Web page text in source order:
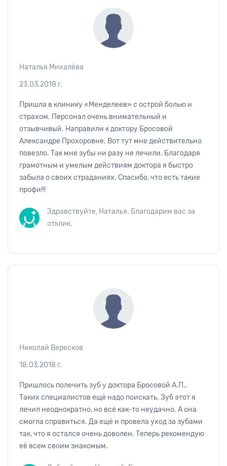
Наталья Михалёва
23.03.2018 г.
Пришла в клинику «Менделеев» с острой болью и
страхом. Персонал очень внимательный и
отзывчивый. Направили к доктору Бросовой
Александре Прохоровне. Вот тут мне действительно
повезло. Так мне зубы ни разу не лечили. Благодаря
грамотным и умелым действиям доктора я быстро
забыла о своих страданиях. Спасибо, что есть такие
профи!!!
Здравствуйте, Наталья. Благодарим вас за
отклик.
Николай Вересков
18.03.2018 г.
Пришлось полечить зуб у доктора Бросовой А.П..
Таких специалистов ещё надо поискать. Зуб этот я
лечил неоднократно, но всё как-то неудачно. А она
смогла справиться. Да ещё и провела уход за зубами
так, что я остался очень доволен. Теперь рекомендую
её всем своим знакомым.